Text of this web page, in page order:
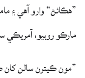
”هڪائڻ“ وارو آهي ۽
مارڪو روبيو،
”مون ڪيترن سالن کان